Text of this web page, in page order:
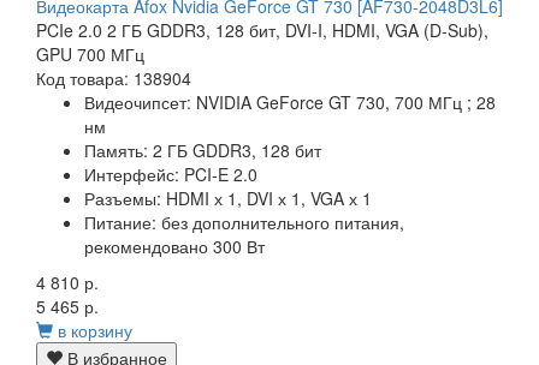
Видеокарта Afox Nvidia GeForce GT 730 [AF730-2048D3L6]
PCIe 2.0 2 ГБ GDDR3, 128 бит, DVI-I, HDMI, VGA (D-Sub),
GPU 700 МГц
Код товара: 138904
Видеочипсет: NVIDIA GeForce GT 730, 700 МГц ; 28
нм
Память: 2 ГБ GDDR3, 128 бит
Интерфейс: PCI-E 2.0
Разъемы: HDMI х 1, DVI х 1, VGA х 1
Питание: без дополнительного питания,
рекомендовано 300 Вт
4 810 р.
5 465 р.
в корзину
В избранное